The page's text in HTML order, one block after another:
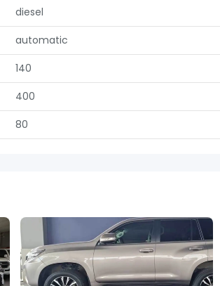
diesel
automatic
140
400
80